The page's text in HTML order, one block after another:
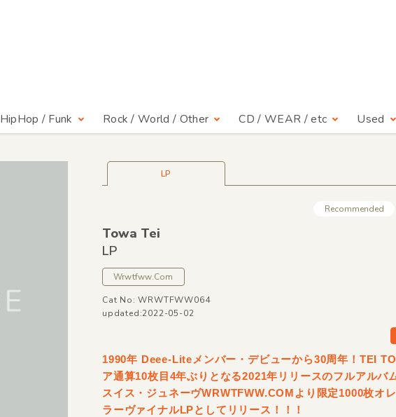
HipHop / Funk Rock / World / Other CD / WEAR / etc Used
LP
Recommended
Towa Tei
LP
Wrwtfww.Com
Cat No: WRWTFWW064
updated:2022-05-02
1990年 Deee-Liteメンバー・デビューから30周年！TEI
ア通算10枚目4年ぶりとなる2021年リリースのフルアルバ
スイス・ジュネーヴWRWTFWW.COMより限定1000枚オ
ラーヴァイナルLPとしてリリース！！！